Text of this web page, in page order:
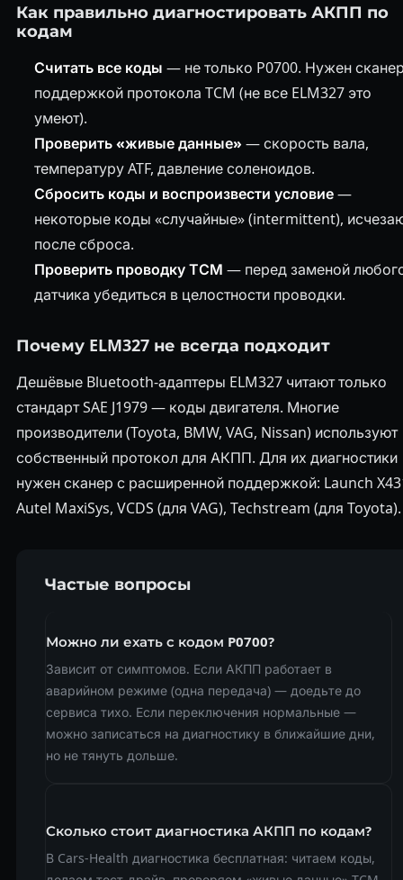
Как правильно диагностировать АКПП по
кодам
Считать все коды — не только P0700. Нужен
поддержкой протокола TCM (не все ELM327 это
умеют).
Проверить «живые данные» — скорость вала,
температуру ATF, давление соленоидов.
Сбросить коды и воспроизвести условие—
некоторые коды «случайные» (intermittent),
после сброса.
Проверить проводку ТСМ — перед заменой
датчика убедиться в целостности проводки.
Почему ELM327 не всегда подходит
Дешёвые Bluetooth-адаптеры ELM327 читают только
стандарт SAE J1979 — коды двигателя. Многие
производители (Toyota, BMW, VAG, Nissan) используют
собственный протокол для АКПП. Для их диагностики
нужен сканер с расширенной поддержкой: Launch
Autel MaxiSys, VCDS (для VAG), Techstream (для Toyota).
Частые вопросы
Можно ли ехать с кодом P0700?
Зависит от симптомов. Если АКПП работает в
аварийном режиме (одна передача) — доедьте до
сервиса тихо. Если переключения нормальные —
можно записаться на диагностику в ближайшие дни,
но не тянуть дольше.
Сколько стоит диагностика АКПП по кодам?
В Cars-Health диагностика бесплатная: читаем коды,